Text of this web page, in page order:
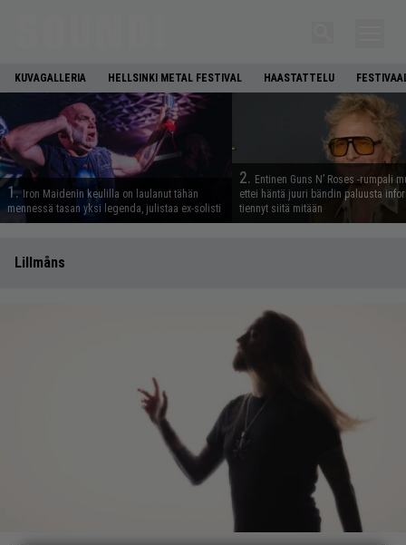
KUVAGALLERIA HELLSINKI METAL FESTIVAL HAASTATTELU
1. Iron Maidenin keulilla on laulanut tähän
mennessä tasan yksi legenda, julistaa ex-solisti
2. Entinen Guns N’ Roses -rumpali
ettei häntä juuri bändin paluusta
tiennyt siitä mitään
Lillmåns